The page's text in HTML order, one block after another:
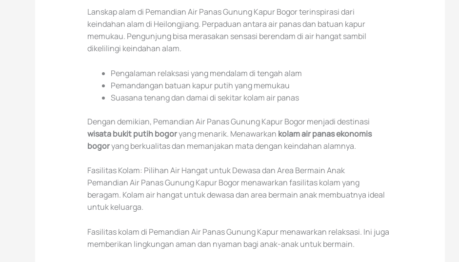
Lanskap alam di Pemandian Air Panas Gunung Kapur Bogor terinspirasi dari
keindahan alam di Heilongjiang. Perpaduan antara air panas dan batuan kapur
memukau. Pengunjung bisa merasakan sensasi berendam di air hangat sambil
dikelilingi keindahan alam.
Pengalaman relaksasi yang mendalam di tengah alam
Pemandangan batuan kapur putih yang memukau
Suasana tenang dan damai di sekitar kolam air panas
Dengan demikian, Pemandian Air Panas Gunung Kapur Bogor menjadi destinasi
wisata bukit putih bogoryang menarik. Menawarkan kolam air panas ekonomis
bogoryang berkualitas dan memanjakan mata dengan keindahan alamnya.
Fasilitas Kolam: Pilihan Air Hangat untuk Dewasa dan Area Bermain Anak
Pemandian Air Panas Gunung Kapur Bogor menawarkan fasilitas kolam yang
beragam. Kolam air hangat untuk dewasa dan area bermain anak membuatnya ideal
untuk keluarga.
Fasilitas kolam di Pemandian Air Panas Gunung Kapur menawarkan relaksasi. Ini juga
memberikan lingkungan aman dan nyaman bagi anak-anak untuk bermain.